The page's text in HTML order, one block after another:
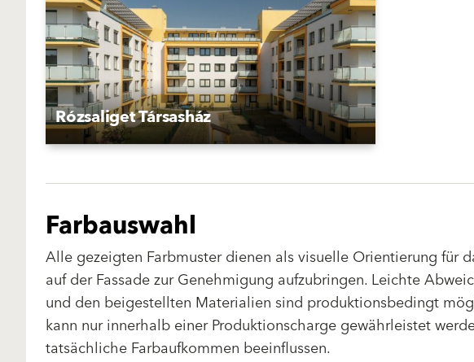
Rózsaliget Társasház
Farbauswahl
Alle gezeigten Farbmuster dienen als visuelle Orientierung für
auf der Fassade zur Genehmigung aufzubringen. Leichte
und den beigestellten Materialien sind produktionsbedingt
kann nur innerhalb einer Produktionscharge gewährleistet
tatsächliche Farbaufkommen beeinflussen.